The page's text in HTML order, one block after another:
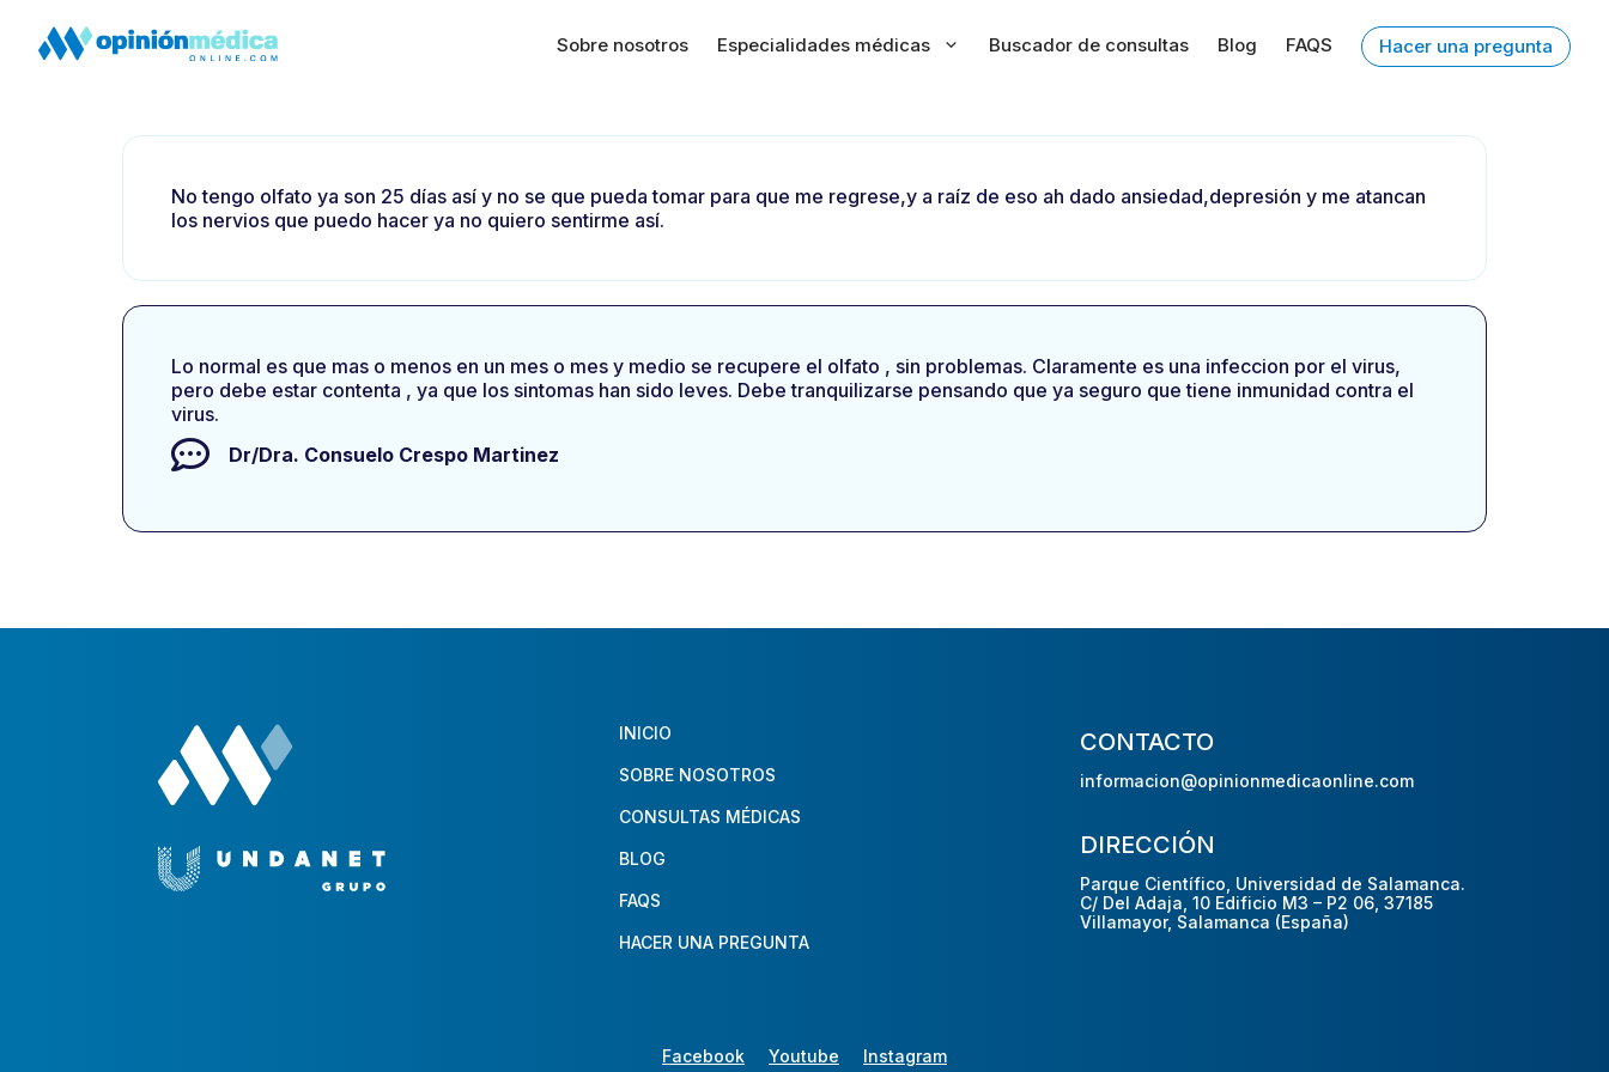
Sobre nosotros Especialidades médicas Buscador de consultas Blog FAQS Hacer una pregunta
No tengo olfato ya son 25 días así y no se que pueda tomar para que me regrese,y a raíz de eso ah dado ansiedad,depresión y me atancan
los nervios que puedo hacer ya no quiero sentirme así.
Lo normal es que mas o menos en un mes o mes y medio se recupere el olfato , sin problemas. Claramente es una infeccion por el virus,
pero debe estar contenta , ya que los sintomas han sido leves. Debe tranquilizarse pensando que ya seguro que tiene inmunidad contra el
virus.
Dr/Dra. Consuelo Crespo Martinez
INICIO
SOBRE NOSOTROS
CONSULTAS MÉDICAS
BLOG
FAQS
HACER UNA PREGUNTA
CONTACTO
informacion@opinionmedicaonline.com
DIRECCIÓN
Parque Científico, Universidad de Salamanca.
C/ Del Adaja, 10 Edificio M3 – P2 06, 37185
Villamayor, Salamanca (España)
Facebook Youtube Instagram